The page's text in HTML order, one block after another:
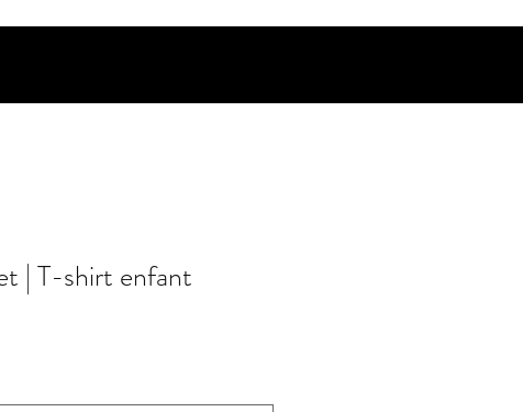
| T-shirt enfant